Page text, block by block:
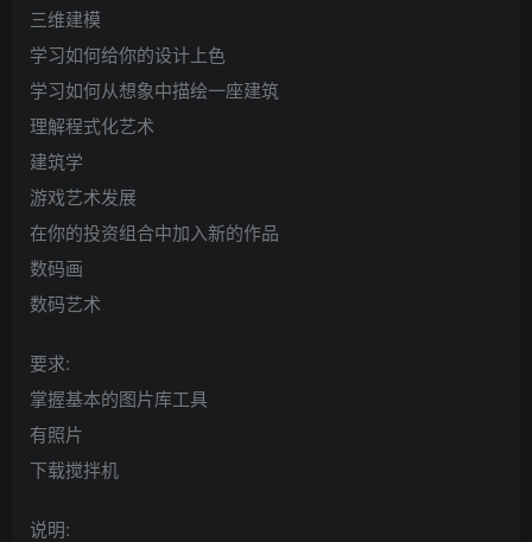
三维建模
学习如何给你的设计上色
学习如何从想象中描绘一座建筑
理解程式化艺术
建筑学
游戏艺术发展
在你的投资组合中加入新的作品
数码画
数码艺术
要求:
掌握基本的图片库工具
有照片
下载搅拌机
说明: